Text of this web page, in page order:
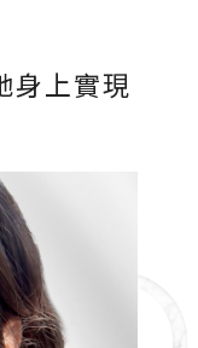
身上實現